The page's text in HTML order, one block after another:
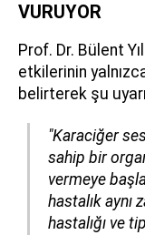
VURUYOR
Prof. Dr. Bülent
etkilerinin
belirterek şu
"Karaciğer
sahip bir
vermeye
hastalık aynı
hastalığı ve